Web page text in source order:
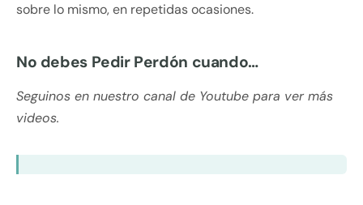
sobre lo mismo, en repetidas ocasiones.
No debes Pedir Perdón cuando…
Seguinos en nuestro canal de Youtube para ver más
videos.